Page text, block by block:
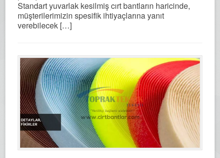
Standart yuvarlak kesilmiş cırt bantların haricinde,
müşterilerimizin spesifik ihtiyaçlarına yanıt
verebilecek […]